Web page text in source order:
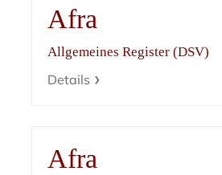
Afra
Allgemeines Register (DSV)
Details
Afra